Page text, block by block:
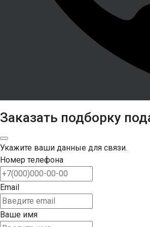
Заказать подборку
Укажите ваши данные для связи.
Номер телефона
Email
Ваше имя